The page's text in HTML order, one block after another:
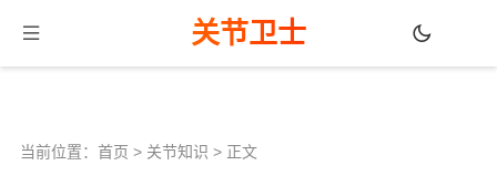
关节卫士
当前位置： 首页 > 关节知识 > 正文